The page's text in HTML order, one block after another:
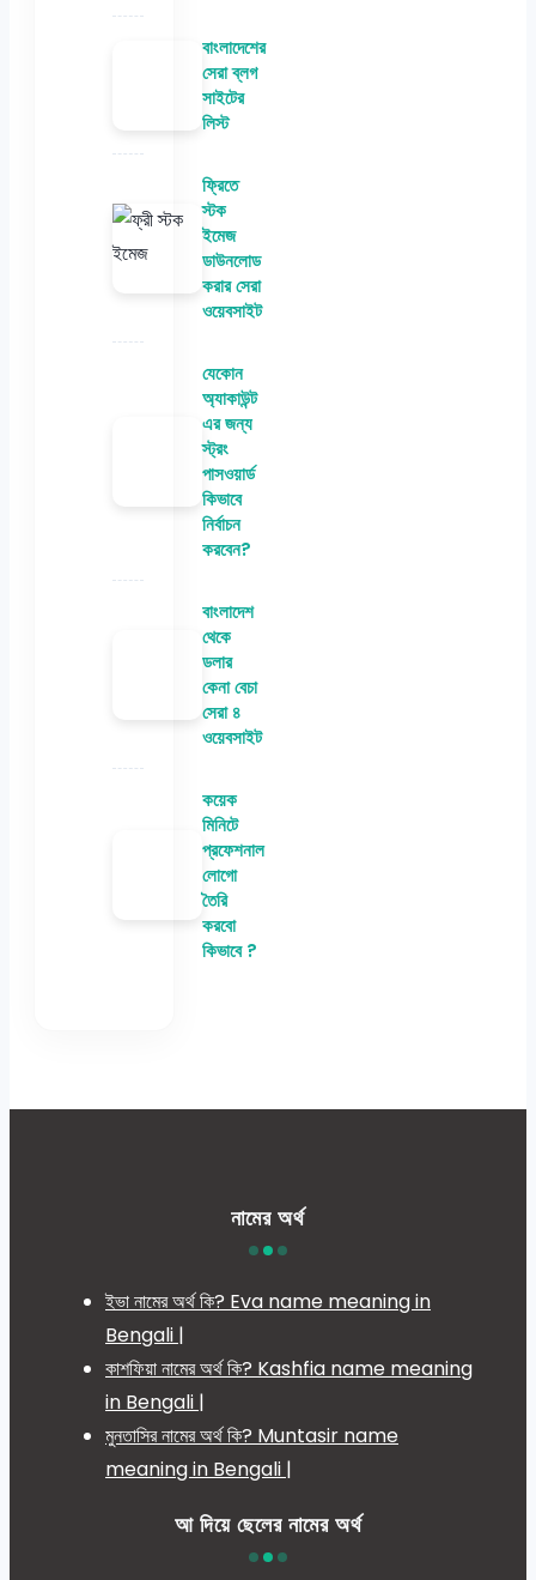
বাংলাদেশের
সেরা ব্লগ
সাইটের
লিস্ট
ফ্রিতে
স্টক
ইমেজ
ডাউনলোড
করার সেরা
ওয়েবসাইট
যেকোন
অ্যাকাউন্ট
এর জন্য
স্ট্রং
পাসওয়ার্ড
কিভাবে
নির্বাচন
করবেন?
বাংলাদেশ
থেকে
ডলার
কেনা বেচা
সেরা ৪
ওয়েবসাইট
কয়েক
মিনিটে
প্রফেশনাল
লোগো
তৈরি
করবো
কিভাবে ?
নামের অর্থ
ইভা নামের অর্থ কি? Eva name meaning in
Bengali |
কাশফিয়া নামের অর্থ কি? Kashfia name meaning
in Bengali |
মুনতাসির নামের অর্থ কি? Muntasir name
meaning in Bengali |
আ দিয়ে ছেলের নামের অর্থ